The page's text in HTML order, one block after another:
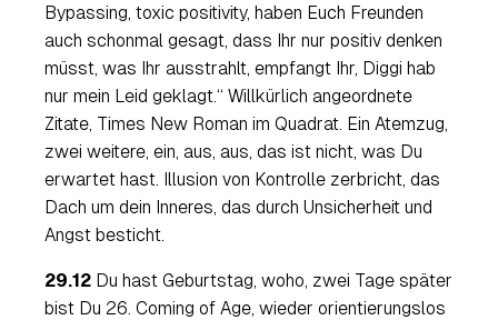
Bypassing, toxic positivity, haben Euch Freunden
auch schonmal gesagt, dass Ihr nur positiv denken
müsst, was Ihr ausstrahlt, empfangt Ihr, Diggi hab
nur mein Leid geklagt.“ Willkürlich angeordnete
Zitate, Times New Roman im Quadrat. Ein Atemzug,
zwei weitere, ein, aus, aus, das ist nicht, was Du
erwartet hast. Illusion von Kontrolle zerbricht, das
Dach um dein Inneres, das durch Unsicherheit und
Angst besticht.
29.12 Du hast Geburtstag, woho, zwei Tage später
bist Du 26. Coming of Age, wieder orientierungslos